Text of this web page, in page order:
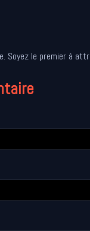
Soyez le premier à